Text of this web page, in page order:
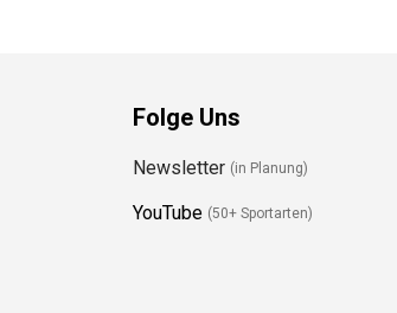
Folge Uns
Newsletter (in Planung)
YouTube (50+ Sportarten)